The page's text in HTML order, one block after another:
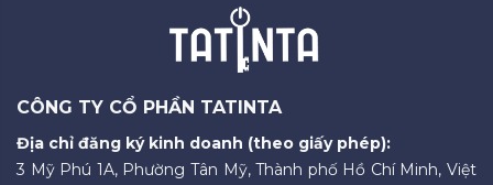
CÔNG TY CỔ PHẦN TATINTA
Địa chỉ đăng ký kinh doanh (theo giấy phép):
3 Mỹ Phú 1A, Phường Tân Mỹ, Thành phố Hồ Chí Minh, Việt